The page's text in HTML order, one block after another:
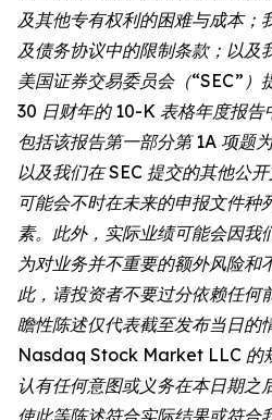
及其他专有权利的困难与成本；
及债务协议中的限制条款；以及
美国证券交易委员会（“SEC”）
30 日财年的 10-K 表格年度报告
包括该报告第一部分第 1A 项题
以及我们在 SEC 提交的其他公
可能会不时在未来的申报文件种
素。此外，实际业绩可能会因我
为对业务并不重要的额外风险和
此，请投资者不要过分依赖任何
瞻性陈述仅代表截至发布当日的
Nasdaq Stock Market LLC 的
认有任何意图或义务在本日期之
使此等陈述符合实际结果或符合